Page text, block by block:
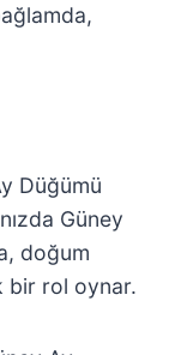
Düğümü
Güney
doğum
bir rol oynar.